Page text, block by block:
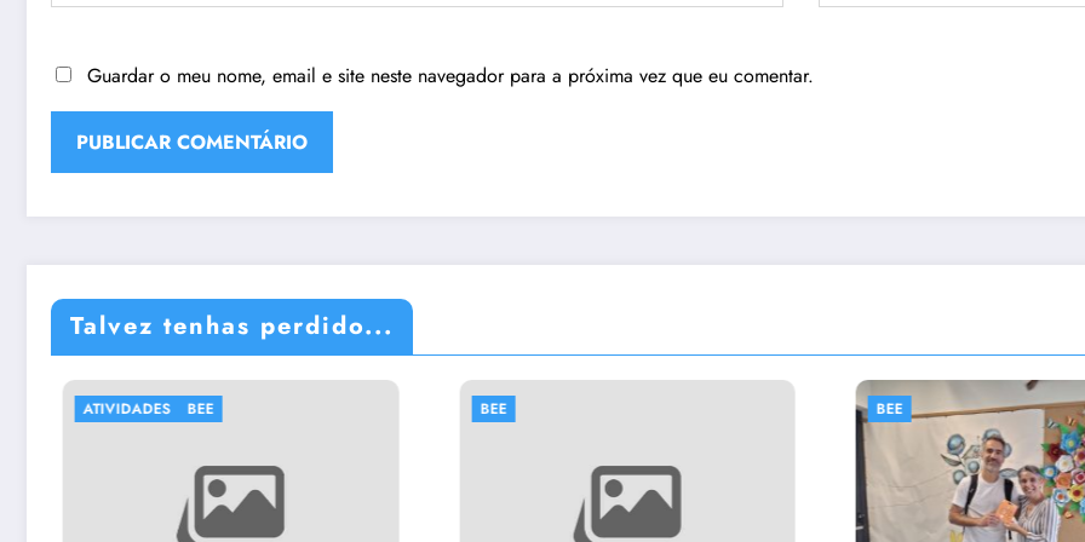
Guardar o meu nome, email e site neste navegador para a próxima vez que eu comentar.
Talvez tenhas perdido...
ATIVIDADES BEE BEE BEE